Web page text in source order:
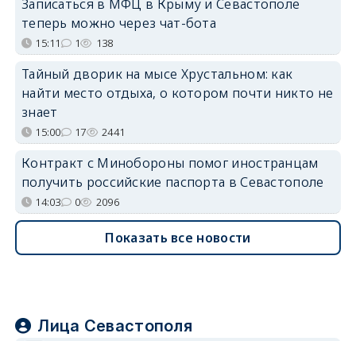
Записаться в МФЦ в Крыму и Севастополе
теперь можно через чат-бота
15:11 1 138
Тайный дворик на мысе Хрустальном: как
найти место отдыха, о котором почти никто не
знает
15:00 17 2441
Контракт с Минобороны помог иностранцам
получить российские паспорта в Севастополе
14:03 0 2096
Показать все новости
Лица Севастополя